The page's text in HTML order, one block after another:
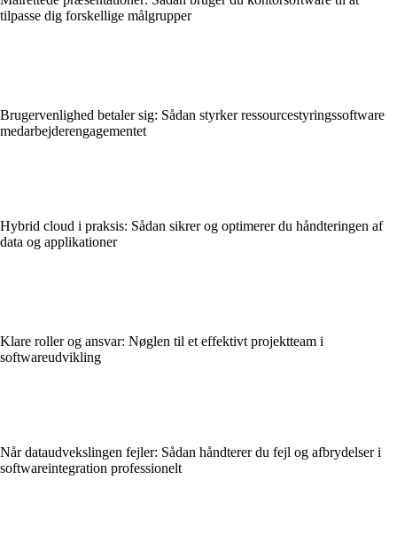
tilpasse dig forskellige målgrupper
Brugervenlighed betaler sig: Sådan styrker ressourcestyringssoftware
medarbejderengagementet
Hybrid cloud i praksis: Sådan sikrer og optimerer du håndteringen af
data og applikationer
Klare roller og ansvar: Nøglen til et effektivt projektteam i
softwareudvikling
Når dataudvekslingen fejler: Sådan håndterer du fejl og afbrydelser i
softwareintegration professionelt